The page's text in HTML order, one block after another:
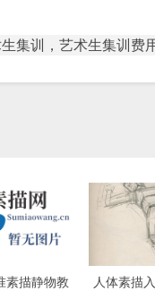
集训，艺术生集训费
素描静物教
人体素描